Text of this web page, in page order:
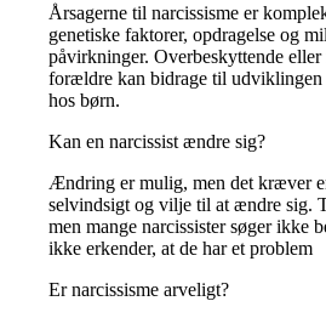
Årsagerne til narcissisme er
genetiske faktorer, opdragelse og
påvirkninger. Overbeskyttende
forældre kan bidrage til
hos børn.
Kan en narcissist ændre sig?
Ændring er mulig, men det kræver
selvindsigt og vilje til at ændre sig.
men mange narcissister søger ikke
ikke erkender, at de har et problem
Er narcissisme arveligt?